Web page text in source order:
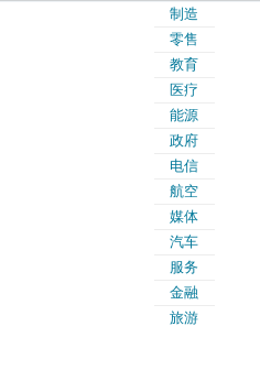
制造
零售
教育
医疗
能源
政府
电信
航空
媒体
汽车
服务
金融
旅游